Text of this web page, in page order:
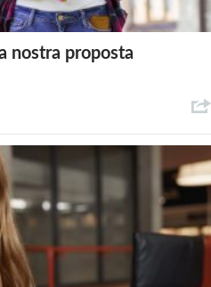
nostra proposta